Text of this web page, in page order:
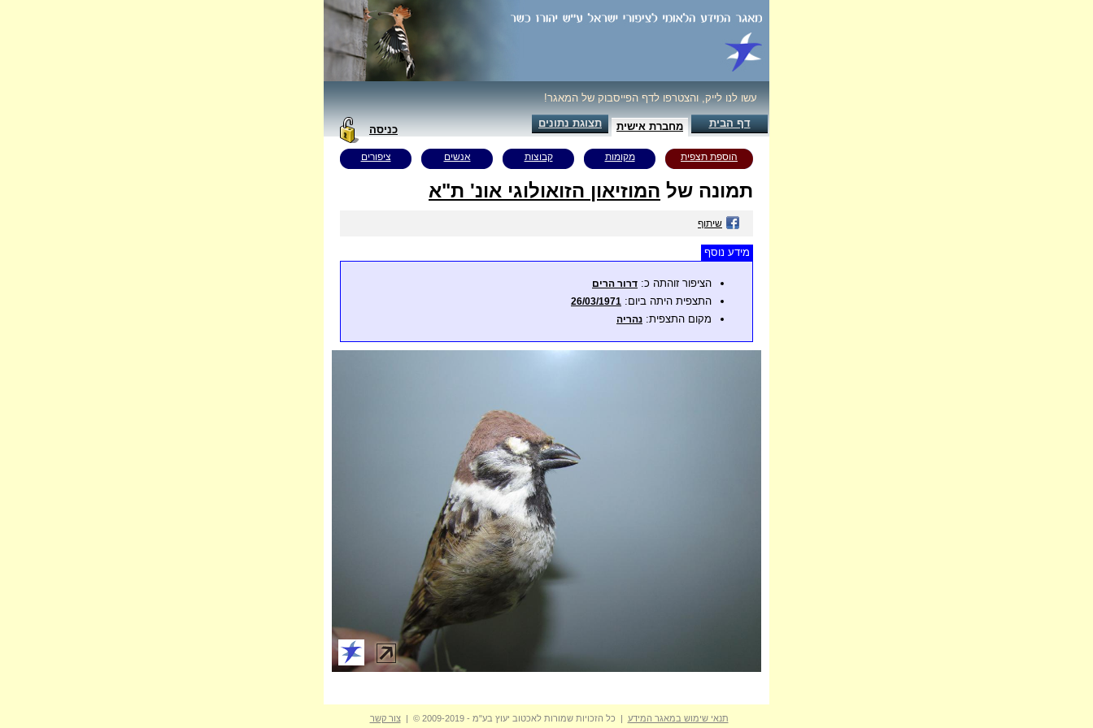
עשו לנו לייק, והצטרפו לדף הפייסבוק של המאגר!
דף הבית מחברת אישית תצוגת נתונים
כניסה
הוספת תצפית מקומות קבוצות אנשים ציפורים
תמונה של המוזיאון הזואולוגי אונ' ת"א
שיתוף
מידע נוסף
הציפור זוהתה כ: דרור הרים
התצפית היתה ביום: 26/03/1971
מקום התצפית: נהריה
תנאי שימוש במאגר המידע | כל הזכויות שמורות לאכטוב יעוץ בע"מ - 2009-2019 © | צור קשר